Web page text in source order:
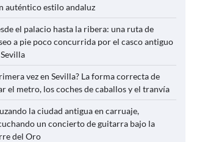
auténtico estilo andaluz
el palacio hasta la ribera: una ruta de
a pie poco concurrida por el casco antiguo
vez en Sevilla? La forma correcta de
el metro, los coches de caballos y el tranvía
la ciudad antigua en carruaje,
un concierto de guitarra bajo la
del Oro